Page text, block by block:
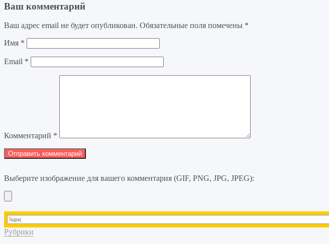
Ваш комментарий
Ваш адрес email не будет опубликован. Обязательные поля помечены *
Имя *
Email *
Комментарий *
Выберите изображение для вашего комментария (GIF, PNG, JPG, JPEG):
Рубрики